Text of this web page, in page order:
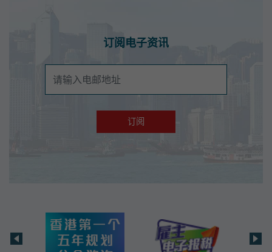
订阅电子资讯
订阅